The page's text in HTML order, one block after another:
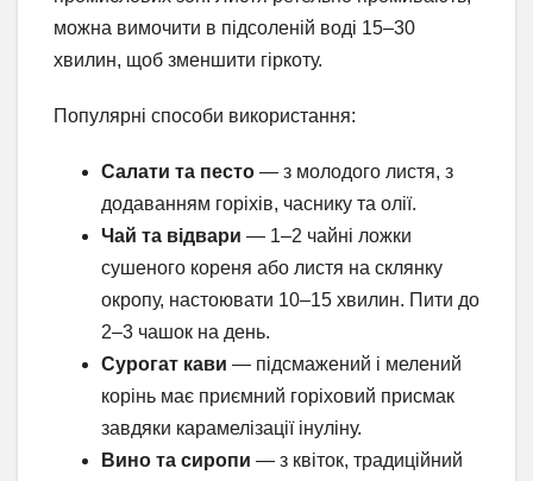
можна вимочити в підсоленій воді 15–30
хвилин, щоб зменшити гіркоту.
Популярні способи використання:
Салати та песто — з молодого листя, з
додаванням горіхів, часнику та олії.
Чай та відвари — 1–2 чайні ложки
сушеного кореня або листя на склянку
окропу, настоювати 10–15 хвилин. Пити до
2–3 чашок на день.
Сурогат кави — підсмажений і мелений
корінь має приємний горіховий присмак
завдяки карамелізації інуліну.
Вино та сиропи — з квіток, традиційний